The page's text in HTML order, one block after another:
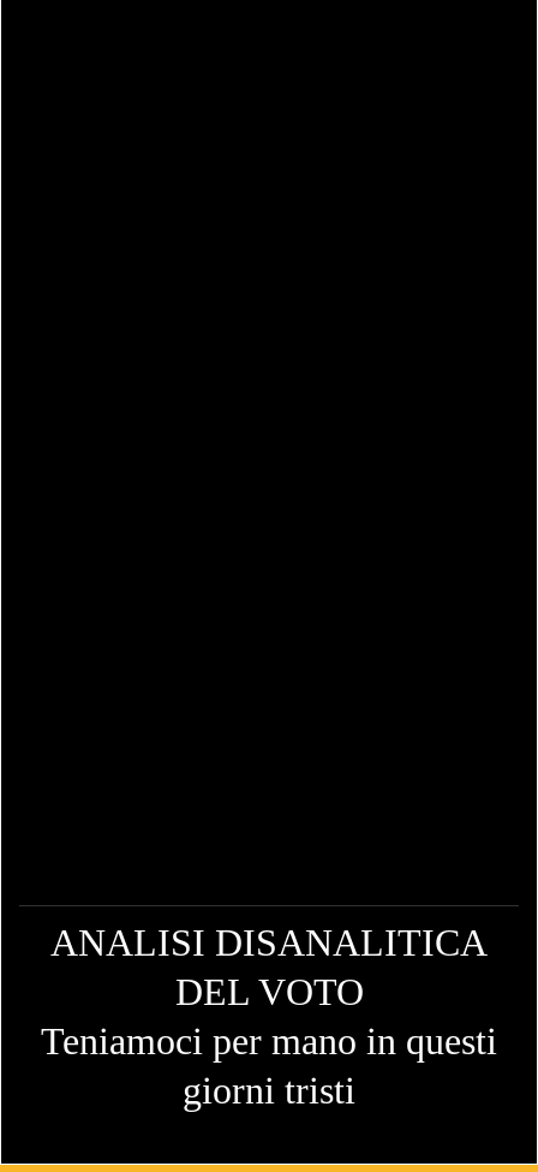
ANALISI DISANALITICA
DEL VOTO
Teniamoci per mano in questi
giorni tristi